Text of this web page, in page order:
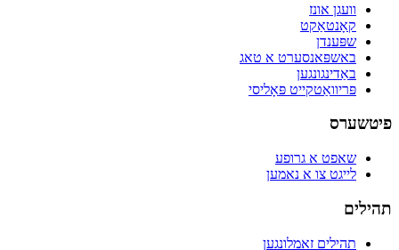
וועגן אונז
קאָנטאַקט
שפּענדן
באשפּאנסערט א טאג
באַדינגונגען
פּריוואַטקייט פּאָליסי
פיטשערס
שאפט א גרופע
לייגט צו א נאמען
תהילים
תהילים זאמלונגען